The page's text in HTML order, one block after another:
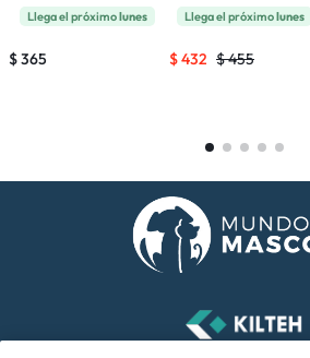
Llega el próximolunes
$365
Llega el próximolunes
$455
$432